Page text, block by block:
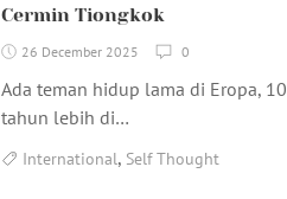
Cermin Tiongkok
26 December 2025 0
Ada teman hidup lama di Eropa, 10
tahun lebih di…
International, Self Thought